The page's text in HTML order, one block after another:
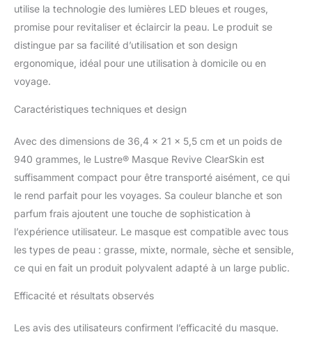
utilise la technologie des lumières LED bleues et rouges,
promise pour revitaliser et éclaircir la peau. Le produit se
distingue par sa facilité d’utilisation et son design
ergonomique, idéal pour une utilisation à domicile ou en
voyage.
Caractéristiques techniques et design
Avec des dimensions de 36,4 x 21 x 5,5 cm et un poids de
940 grammes, le Lustre® Masque Revive ClearSkin est
suffisamment compact pour être transporté aisément, ce qui
le rend parfait pour les voyages. Sa couleur blanche et son
parfum frais ajoutent une touche de sophistication à
l’expérience utilisateur. Le masque est compatible avec tous
les types de peau : grasse, mixte, normale, sèche et sensible,
ce qui en fait un produit polyvalent adapté à un large public.
Efficacité et résultats observés
Les avis des utilisateurs confirment l’efficacité du masque.